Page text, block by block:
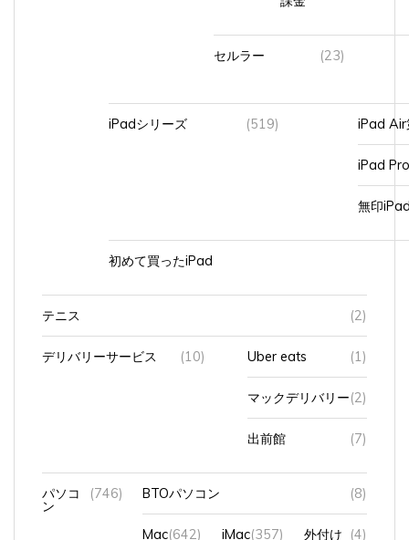
セルラー (23)
iPadシリーズ (519) iPad Air
iPad Pro
無印
初めて買ったiPad
テニス (2)
デリバリーサービス (10) Uber eats (1)
マックデリバリー(2)
出前館 (7)
パソコ
ン
(746) BTOパソコン (8)
Mac(642) iMac(357) 外付け
SSD
(4)